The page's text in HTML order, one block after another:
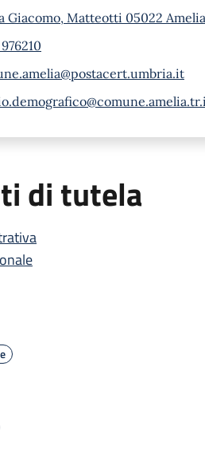
Giacomo, Matteotti 05022
di tutela